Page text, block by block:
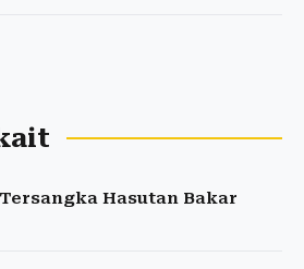
Hasutan Bakar